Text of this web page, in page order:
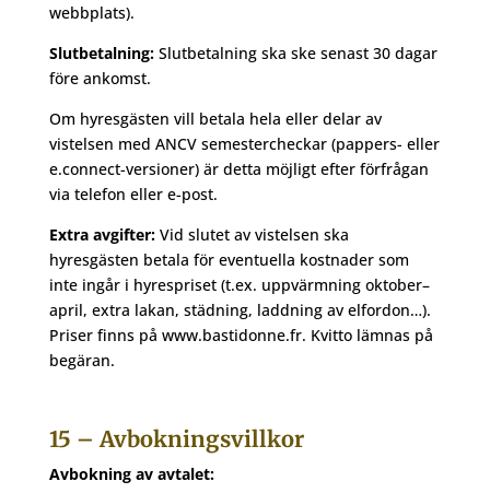
webbplats).
Slutbetalning:Slutbetalning ska ske senast 30 dagar
före ankomst.
Om hyresgästen vill betala hela eller delar av
vistelsen med ANCV semestercheckar (pappers- eller
e.connect-versioner) är detta möjligt efter förfrågan
via telefon eller e-post.
Extra avgifter:Vid slutet av vistelsen ska
hyresgästen betala för eventuella kostnader som
inte ingår i hyrespriset (t.ex. uppvärmning oktober–
april, extra lakan, städning, laddning av elfordon…).
Priser finns på www.bastidonne.fr. Kvitto lämnas på
begäran.
15 – Avbokningsvillkor
Avbokning av avtalet: